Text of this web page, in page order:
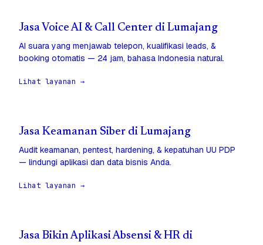
Jasa Voice AI & Call Center di Lumajang
AI suara yang menjawab telepon, kualifikasi leads, &
booking otomatis — 24 jam, bahasa Indonesia natural.
Lihat layanan →
Jasa Keamanan Siber di Lumajang
Audit keamanan, pentest, hardening, & kepatuhan UU PDP
— lindungi aplikasi dan data bisnis Anda.
Lihat layanan →
Jasa Bikin Aplikasi Absensi & HR di